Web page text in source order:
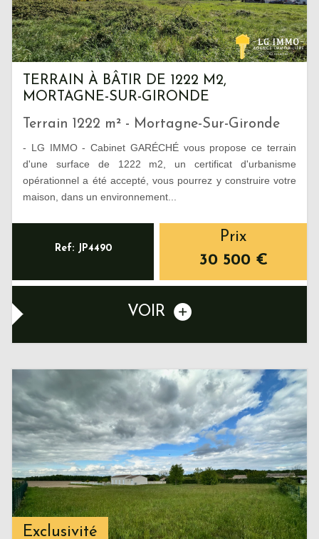
TERRAIN À BÂTIR DE 1222 M2,
MORTAGNE-SUR-GIRONDE
Terrain 1222 m² - Mortagne-Sur-Gironde
- LG IMMO - Cabinet GARÉCHÉ vous propose ce terrain
d'une surface de 1222 m2, un certificat d'urbanisme
opérationnel a été accepté, vous pourrez y construire votre
maison, dans un environnement...
Ref: JP4490
Prix
30 500 €
VOIR
Exclusivité